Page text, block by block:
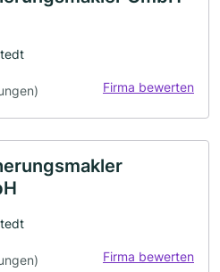
Firma bewerten
Firma bewerten